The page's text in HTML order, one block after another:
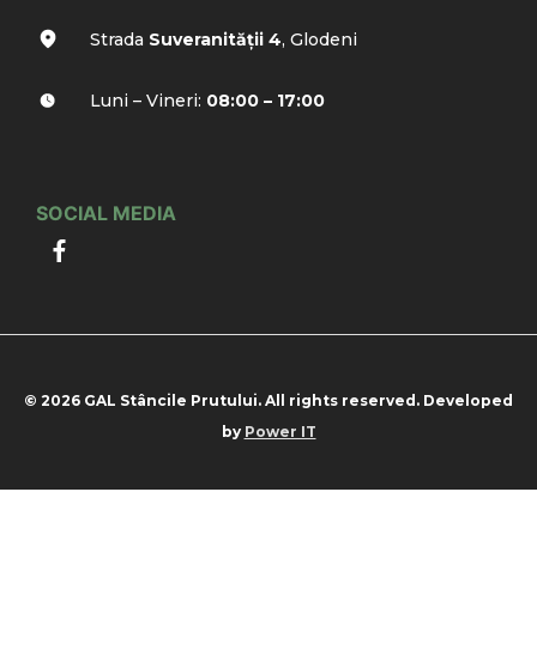
Strada Suveranității 4, Glodeni
Luni – Vineri: 08:00 – 17:00
SOCIAL MEDIA
© 2026 GAL Stâncile Prutului. All rights reserved. Developed
by Power IT